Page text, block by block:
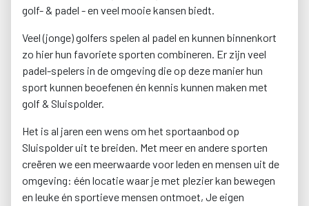
golf- & padel - en veel mooie kansen biedt.
Veel (jonge) golfers spelen al padel en kunnen binnenkort
zo hier hun favoriete sporten combineren. Er zijn veel
padel-spelers in de omgeving die op deze manier hun
sport kunnen beoefenen én kennis kunnen maken met
golf & Sluispolder.
Het is al jaren een wens om het sportaanbod op
Sluispolder uit te breiden. Met meer en andere sporten
creëren we een meerwaarde voor leden en mensen uit de
omgeving: één locatie waar je met plezier kan bewegen
en leuke én sportieve mensen ontmoet, Je eigen